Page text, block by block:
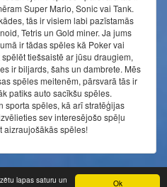
Ok
lapas saturu un
Super Mario, Sonic vai Tank.
tās ir visiem labi pazīstamās
Tetris un Gold miner. Ja jums
ir tādas spēles kā Poker vai
tiešsaistē ar jūsu draugiem,
ir biljards, šahs un dambrete. Mēs
spēles meitenēm, pārsvarā tās ir
patiks auto sacīkšu spēles.
sporta spēles, kā arī stratēģijas
sev interesējošo spēļu
aizraujošākās spēles!